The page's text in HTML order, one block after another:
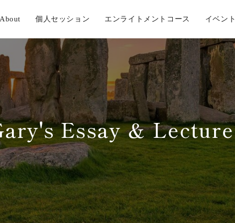
個人セッション エンライトメントコース イベント
Essay ＆ Lecture